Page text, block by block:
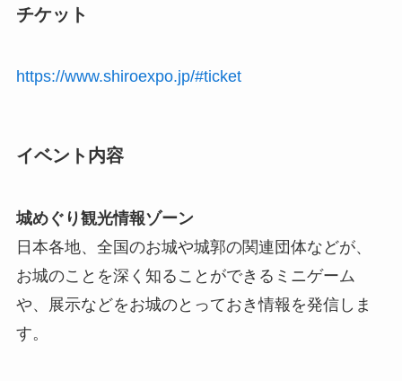
チケット
https://www.shiroexpo.jp/#ticket
イベント内容
城めぐり観光情報ゾーン
日本各地、全国のお城や城郭の関連団体などが、
お城のことを深く知ることができるミニゲーム
や、展示などをお城のとっておき情報を発信しま
す。